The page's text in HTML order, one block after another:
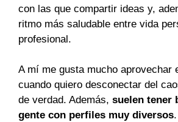
con las que compartir ideas y,
ritmo más saludable entre vida
profesional.
A mí me gusta mucho aprovechar
cuando quiero desconectar del
de verdad. Además, suelen tener
gente con perfiles muy diversos.